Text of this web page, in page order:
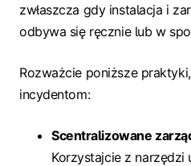
zwłaszcza gdy instalacja i
odbywa się ręcznie lub w
Rozważcie poniższe
incydentom:
Scentralizowane
Korzystajcie z narzędzi